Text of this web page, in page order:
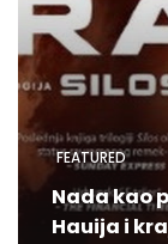
FEATURED
Nada kao
Hauija i